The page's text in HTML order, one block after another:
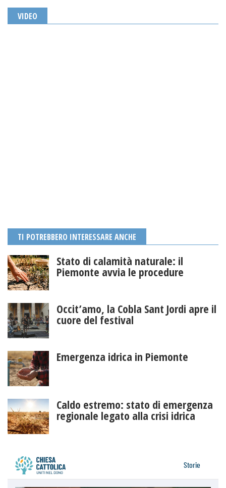
VIDEO
TI POTREBBERO INTERESSARE ANCHE
Stato di calamità naturale: il
Piemonte avvia le procedure
Occit’amo, la Cobla Sant Jordi apre il
cuore del festival
Emergenza idrica in Piemonte
Caldo estremo: stato di emergenza
regionale legato alla crisi idrica